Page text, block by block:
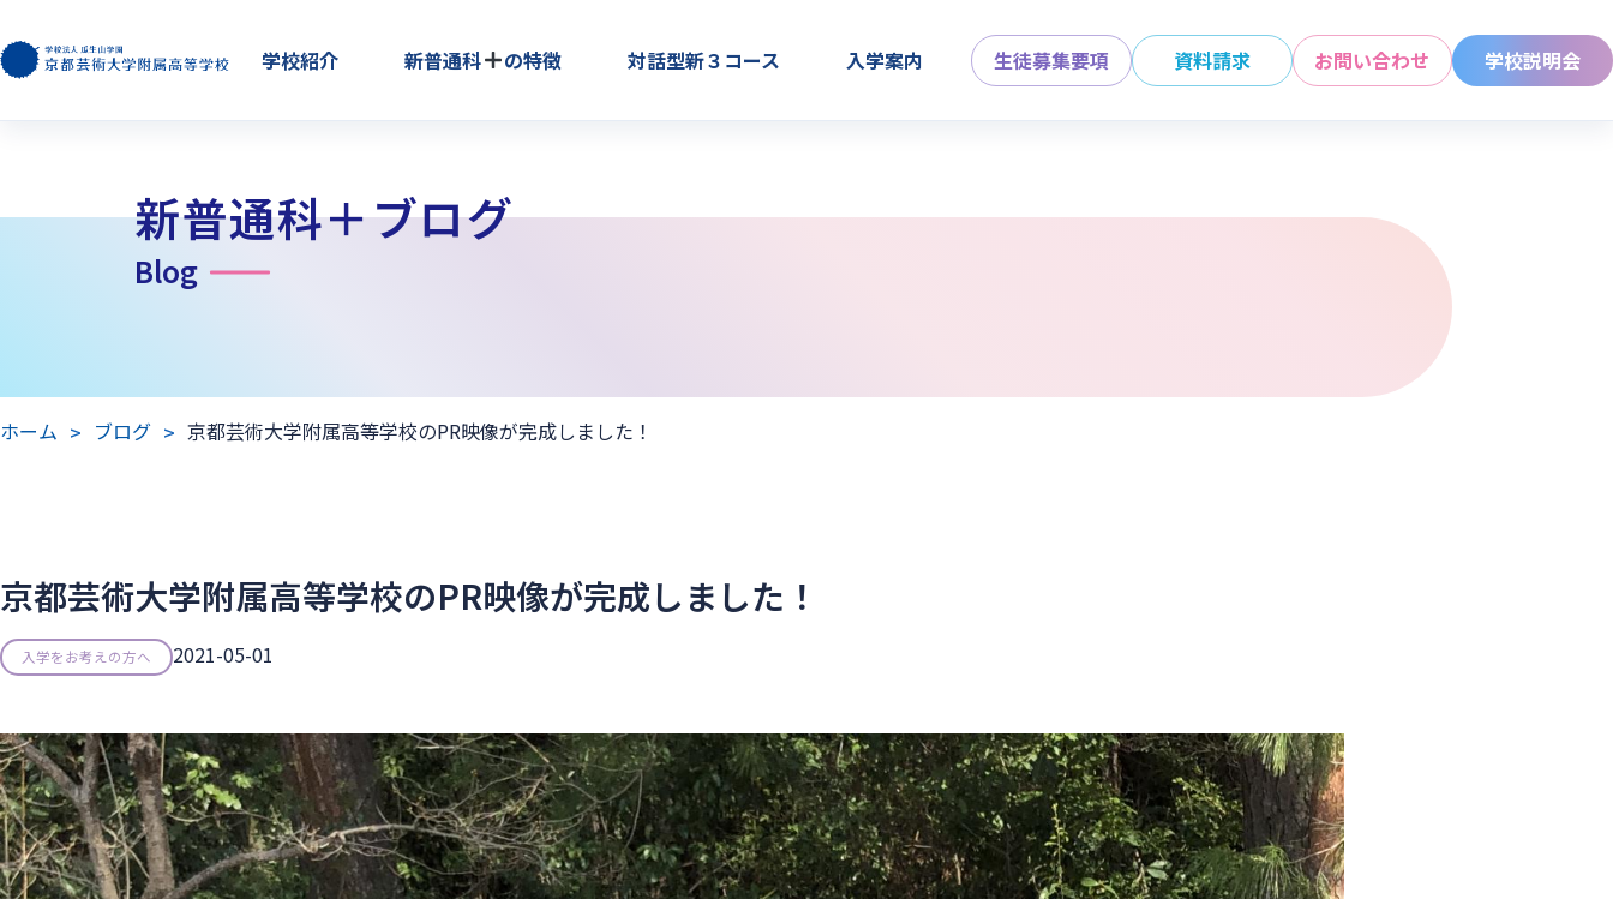
学校紹介 新普通科 の特徴 対話型新３コース 入学案内 生徒募集要項 資料請求 お問い合わせ 学校説明会
新普通科＋ブログ
Blog
ホーム ブログ 京都芸術大学附属高等学校のPR映像が完成しました！
京都芸術大学附属高等学校のPR映像が完成しました！
入学をお考えの方へ 2021-05-01